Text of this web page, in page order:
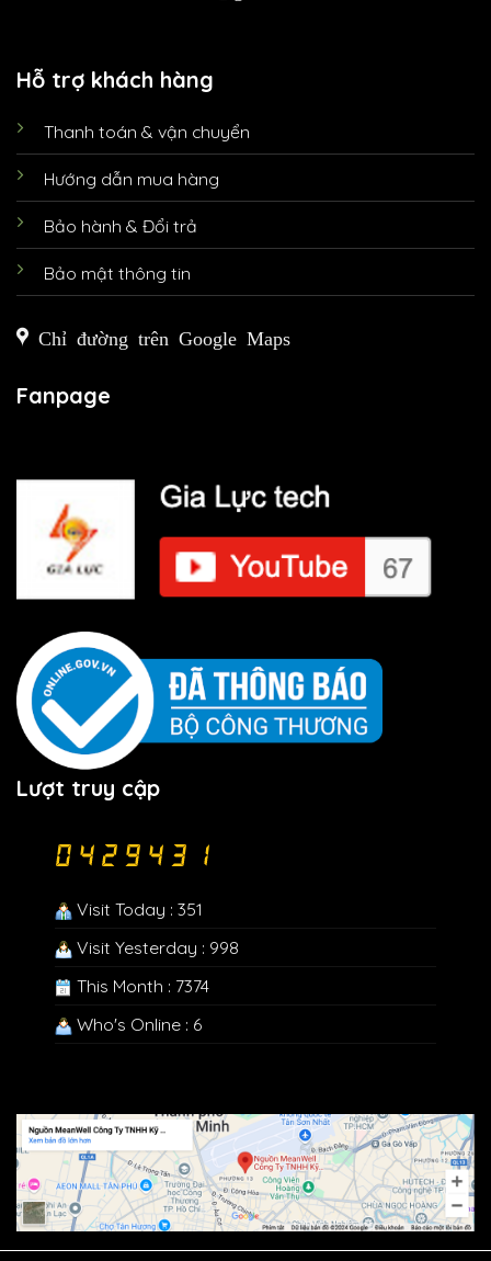
Hỗ trợ khách hàng
Thanh toán & vận chuyển
Hướng dẫn mua hàng
Bảo hành & Đổi trả
Bảo mật thông tin
Chỉ đường trên Google Maps
Fanpage
Lượt truy cập
Visit Today : 351
Visit Yesterday : 998
This Month : 7374
Who's Online : 6